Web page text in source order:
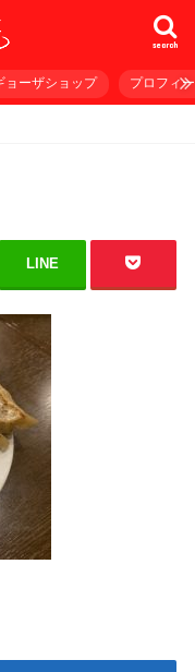
search
ョーザショップ プロフィ
LINE